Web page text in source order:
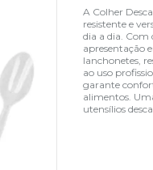
A Colher
resistente e
dia a dia. Com
apresentação
lanchonetes,
ao uso
garante
alimentos.
utensílios